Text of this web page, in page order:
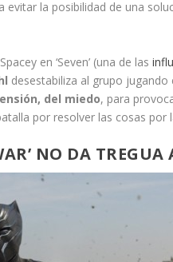
la posibilidad de una
en ‘Seven’ (una de las
desestabiliza al grupo
del miedo, para
por resolver las cosas por
NO DA TREGUA